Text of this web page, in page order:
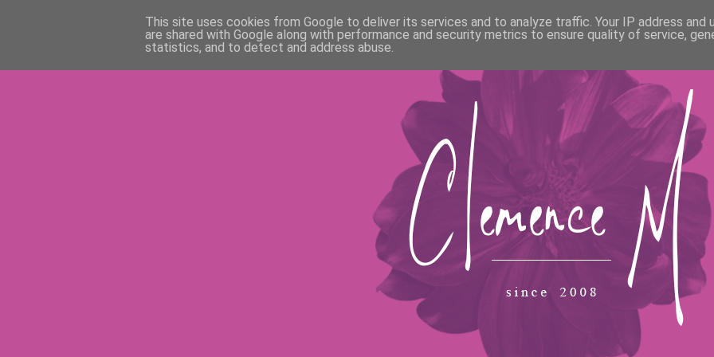
This site uses cookies from Google to deliver its services and to analyze traffic. Your IP address and
are shared with Google along with performance and security metrics to ensure quality of service,
statistics, and to detect and address abuse.